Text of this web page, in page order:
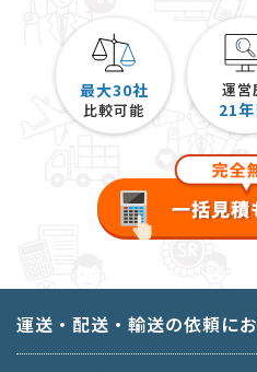
最大30社
比較可能
運営
21年
運送・配送・輸送の依頼に